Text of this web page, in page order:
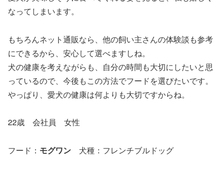
なってしまいます。
もちろんネット通販なら、他の飼い主さんの体験談も参考
にできるから、安心して選べますしね。
犬の健康を考えながらも、自分の時間も大切にしたいと思
っているので、今後もこの方法でフードを選びたいです。
やっぱり、愛犬の健康は何よりも大切ですからね。
22歳 会社員 女性
フード： モグワン 犬種：フレンチブルドッグ